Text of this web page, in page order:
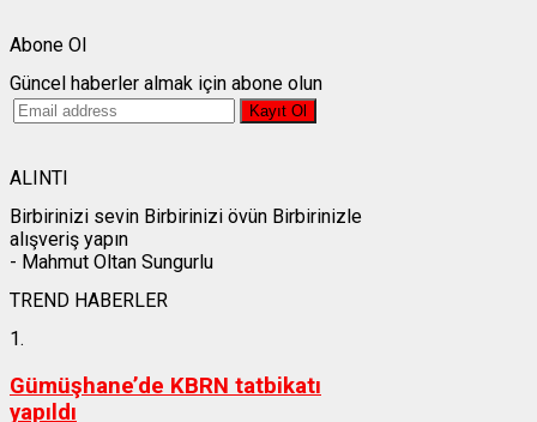
Abone Ol
Güncel haberler almak için abone olun
ALINTI
Birbirinizi sevin Birbirinizi övün Birbirinizle
alışveriş yapın
- Mahmut Oltan Sungurlu
TREND HABERLER
1.
Gümüşhane’de KBRN tatbikatı
yapıldı